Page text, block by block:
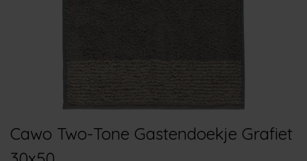
Cawo Two-Tone Gastendoekje Grafiet